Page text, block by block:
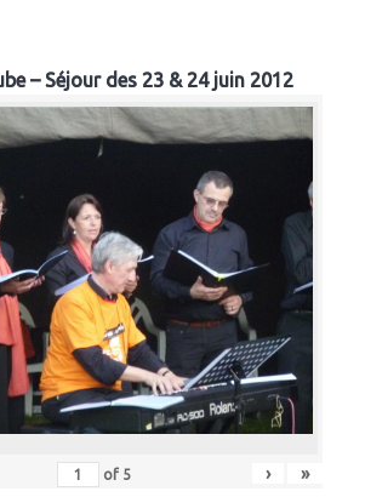
– Séjour des 23 & 24 juin 2012
of 5 › »